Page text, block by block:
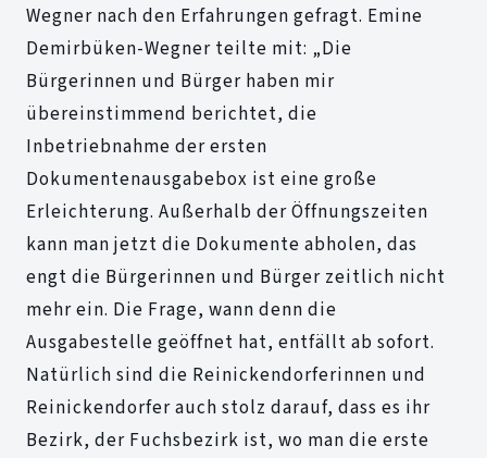
Wegner nach den Erfahrungen gefragt. Emine
Demirbüken-Wegner teilte mit: „Die
Bürgerinnen und Bürger haben mir
übereinstimmend berichtet, die
Inbetriebnahme der ersten
Dokumentenausgabebox ist eine große
Erleichterung. Außerhalb der Öffnungszeiten
kann man jetzt die Dokumente abholen, das
engt die Bürgerinnen und Bürger zeitlich nicht
mehr ein. Die Frage, wann denn die
Ausgabestelle geöffnet hat, entfällt ab sofort.
Natürlich sind die Reinickendorferinnen und
Reinickendorfer auch stolz darauf, dass es ihr
Bezirk, der Fuchsbezirk ist, wo man die erste